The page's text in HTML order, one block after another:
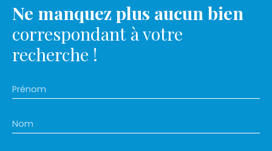
Ne manquez plus aucun bien
correspondant à votre
recherche !
Prénom
Nom